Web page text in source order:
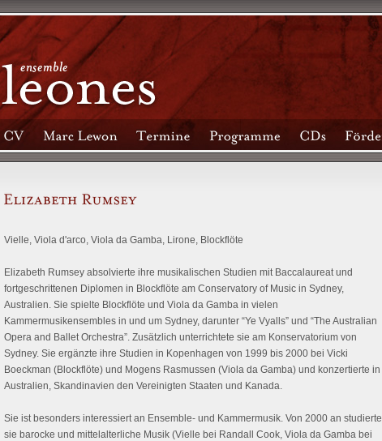
Vielle, Viola d'arco, Viola da Gamba, Lirone, Blockflöte
Elizabeth Rumsey absolvierte ihre musikalischen Studien mit Baccalaureat und
fortgeschrittenen Diplomen in Blockflöte am Conservatory of Music in Sydney,
Australien. Sie spielte Blockflöte und Viola da Gamba in vielen
Kammermusikensembles in und um Sydney, darunter “Ye Vyalls” und “The Australian
Opera and Ballet Orchestra”. Zusätzlich unterrichtete sie am Konservatorium von
Sydney. Sie ergänzte ihre Studien in Kopenhagen von 1999 bis 2000 bei Vicki
Boeckman (Blockflöte) und Mogens Rasmussen (Viola da Gamba) und konzertierte in
Australien, Skandinavien den Vereinigten Staaten und Kanada.
Sie ist besonders interessiert an Ensemble- und Kammermusik. Von 2000 an studierte
sie barocke und mittelalterliche Musik (Vielle bei Randall Cook, Viola da Gamba bei